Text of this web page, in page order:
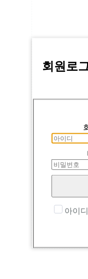
회원 로
아이